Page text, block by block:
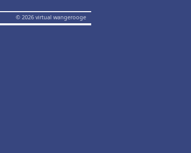
© 2026 virtual wangerooge